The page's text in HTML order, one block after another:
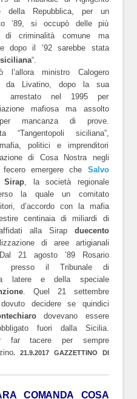
della Repubblica, per un
’89, si occupò delle più
di criminalità comune ma
dopo il ’92 sarebbe stata
“.
l’allora ministro Calogero
da Livatino, dopo la sua
arrestato nel 1995 per
mafiosa ma assolto
mancanza di prove.
“Tangentopoli siciliana”,
politici e imprenditori
di Cosa Nostra negli
emergere che Salvo
Sirap, la società regionale
la quale un comitato
d’accordo con la mafia
centinaia di miliardi di
alla Sirap duecento
di aree artigianali
Dal 21 agosto ’89 Rosario
presso il Tribunale di
latere e della speciale
. Quel 21 settembre
decidere se quindici
dovevano essere
fuori dalla Sicilia.
far tacere per sempre
. 21.9.2017 GAZZETTINO DI
COMANDA COSA